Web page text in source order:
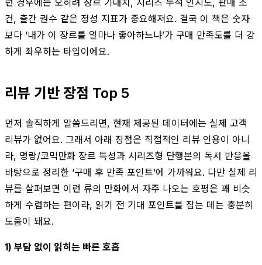
건, 출간 권수 같은 정성 지표가 중요해져요. 결국 이 책은 숫자
보다 ‘내가 이 장르를 얼마나 좋아하느냐’가 구매 만족도를 더 강
하게 좌우하는 타입이에요.
리뷰 기반 장점 Top 5
먼저 솔직하게 말씀드리면, 현재 제공된 데이터에는 실제 고객
리뷰가 없어요. 그래서 아래 장점은 직접적인 리뷰 인용이 아니
라, 명랑/코믹만화 장르 특성과 시리즈형 단행본의 독서 반응을
바탕으로 정리한 ‘구매 후 만족 포인트’에 가까워요. 다만 실제 리
뷰를 살펴보면 이런 류의 만화에서 자주 나오는 호평은 꽤 비슷
하게 수렴하는 편이라, 읽기 전 기대 포인트를 잡는 데는 충분히
도움이 돼요.
1) 부담 없이 읽히는 빠른 호흡